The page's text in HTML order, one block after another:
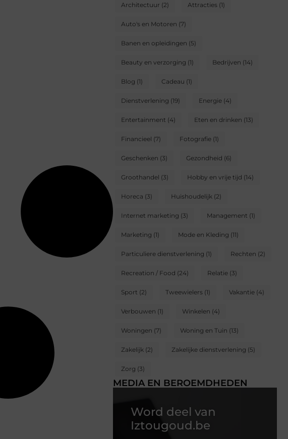
Architectuur (2) Attracties (1)
Auto's en Motoren (7)
Banen en opleidingen (5)
Beauty en verzorging (1) Bedrijven (14)
Blog (1) Cadeau (1)
Dienstverlening (19) Energie (4)
Entertainment (4) Eten en drinken (13)
Financieel (7) Fotografie (1)
Geschenken (3) Gezondheid (6)
Groothandel (3) Hobby en vrije tijd (14)
Horeca (3) Huishoudelijk (2)
Internet marketing (3) Management (1)
Marketing (1) Mode en Kleding (11)
Particuliere dienstverlening (1) Rechten (2)
Recreation / Food (24) Relatie (3)
Sport (2) Tweewielers (1) Vakantie (4)
Verbouwen (1) Winkelen (4)
Woningen (7) Woning en Tuin (13)
Zakelijk (2) Zakelijke dienstverlening (5)
Zorg (3)
MEDIA EN BEROEMDHEDEN
Word deel van
Iztougoud.be